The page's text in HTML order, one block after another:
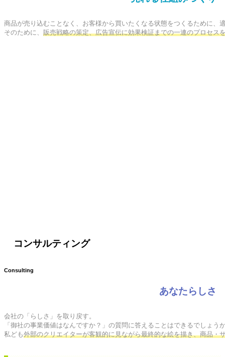
商品が売り込むことなく、お客様から買いたくなる状態をつくるために
そのために、 販売戦略の策定、広告宣伝に効果検証までの一連のプロセス
コンサルティング
Consulting
あなたらしさ
会社の「らしさ」を取り戻す。
「御社の事業価値はなんですか？」の質問に答えることはできるでしょう
私ども外部のクリエイターが客観的に見ながら最終的な絵を描き、商品・